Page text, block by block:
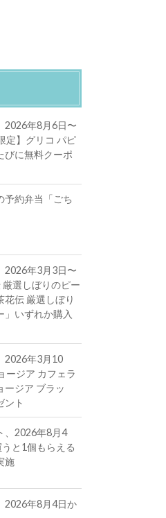
2026年8月6日〜
】グリコ パピ
びに無料クーポ
予約弁当「ごち
2026年3月3日〜
選しぼりのピー
花伝 厳選しぼり
」いずれか購入
2026年3月10
ジア カフェラ
ージア ブラッ
ント
、2026年8月4
と1個もらえる
施
2026年8月4日か